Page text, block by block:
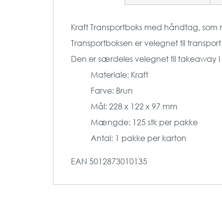
Kraft Transportboks med håndtag, som
Transportboksen er velegnet til
Den er særdeles velegnet til takeaway
Materiale: Kraft
Farve: Brun
Mål: 228 x 122 x 97 mm
Mængde: 125 stk per pakke
Antal: 1 pakke per karton
EAN 5012873010135